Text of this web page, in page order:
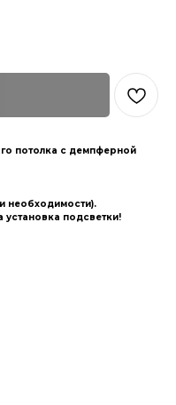
потолка с демпферной
необходимости).
подсветки!